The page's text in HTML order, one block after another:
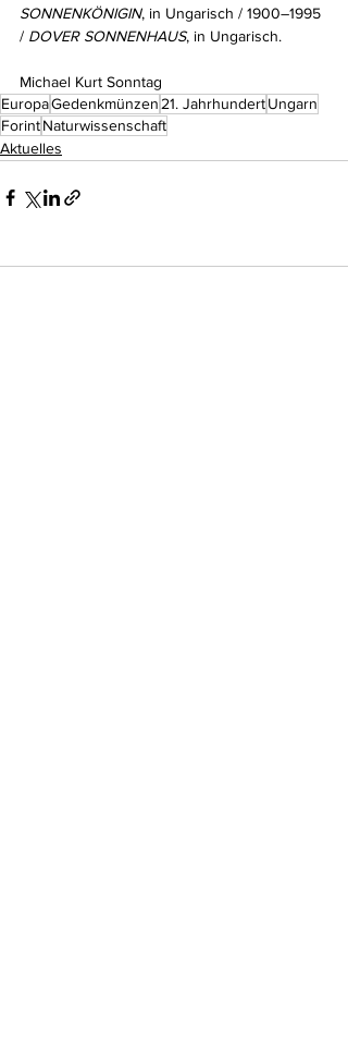
SONNENKÖNIGIN, in Ungarisch / 1900–1995
/ DOVER SONNENHAUS, in Ungarisch.
Michael Kurt Sonntag
EuropaGedenkmünzen 21. JahrhundertUngarn
ForintNaturwissenschaft
Aktuelles